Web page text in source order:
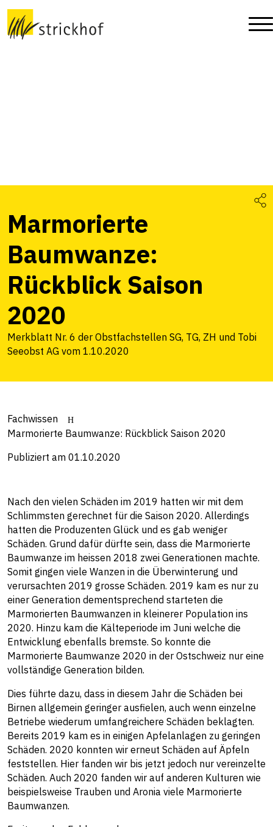
Marmorierte
Baumwanze:
Rückblick Saison
2020
Merkblatt Nr. 6 der Obstfachstellen SG, TG, ZH und Tobi
Seeobst AG vom 1.10.2020
Fachwissen
Marmorierte Baumwanze: Rückblick Saison 2020
Publiziert am 01.10.2020
Nach den vielen Schäden im 2019 hatten wir mit dem
Schlimmsten gerechnet für die Saison 2020. Allerdings
hatten die Produzenten Glück und es gab weniger
Schäden. Grund dafür dürfte sein, dass die Marmorierte
Baumwanze im heissen 2018 zwei Generationen machte.
Somit gingen viele Wanzen in die Überwinterung und
verursachten 2019 grosse Schäden. 2019 kam es nur zu
einer Generation dementsprechend starteten die
Marmorierten Baumwanzen in kleinerer Population ins
2020. Hinzu kam die Kälteperiode im Juni welche die
Entwicklung ebenfalls bremste. So konnte die
Marmorierte Baumwanze 2020 in der Ostschweiz nur eine
vollständige Generation bilden.
Dies führte dazu, dass in diesem Jahr die Schäden bei
Birnen allgemein geringer ausfielen, auch wenn einzelne
Betriebe wiederum umfangreichere Schäden beklagten.
Bereits 2019 kam es in einigen Apfelanlagen zu geringen
Schäden. 2020 konnten wir erneut Schäden auf Äpfeln
feststellen. Hier fanden wir bis jetzt jedoch nur vereinzelte
Schäden. Auch 2020 fanden wir auf anderen Kulturen wie
beispielsweise Trauben und Aronia viele Marmorierte
Baumwanzen.